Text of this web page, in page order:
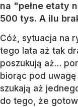
na "pełne etaty
500 tys. A ilu
Cóż, sytuacja na
tego lata aż tak
poszukują aż…
biorąc pod
szukają aż
do tego, że